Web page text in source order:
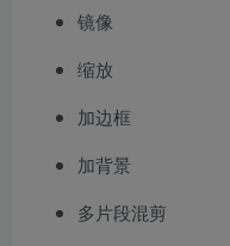
镜像
缩放
加边框
加背景
多片段混剪